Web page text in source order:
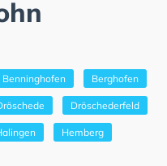
Benninghofen Berghofen
Dröschederfeld
Hemberg